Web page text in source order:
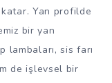
Yan profilde
bir yan
lambaları, sis farı
de işlevsel bir